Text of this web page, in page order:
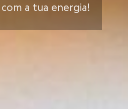
a tua energia!